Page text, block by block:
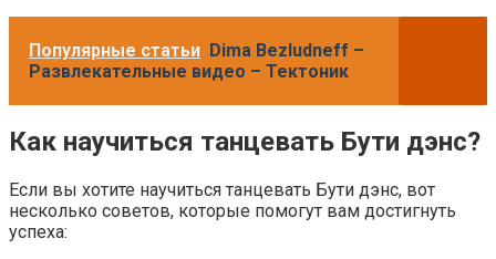
Популярные статьи Dima Bezludneff –
Развлекательные видео – Тектоник
Как научиться танцевать Бути дэнс?
Если вы хотите научиться танцевать Бути дэнс, вот
несколько советов, которые помогут вам достигнуть
успеха: